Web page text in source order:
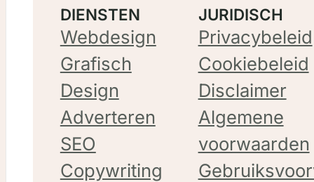
DIENSTEN
Webdesign
Grafisch
Design
Adverteren
SEO
Copywriting
JURIDISCH
Privacybeleid
Cookiebeleid
Disclaimer
Algemene
voorwaarden